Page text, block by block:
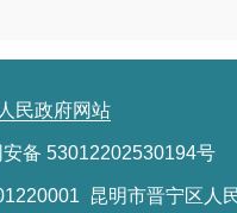
民政府网站
备 53012202530194号
昆明市晋宁区人